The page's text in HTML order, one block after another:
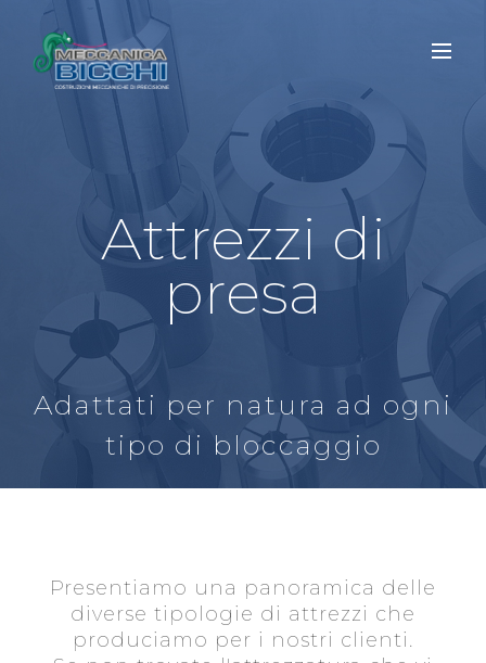
Attrezzi di
presa
Adattati per natura ad ogni
tipo di bloccaggio
Presentiamo una panoramica delle
diverse tipologie di attrezzi che
produciamo per i nostri clienti.